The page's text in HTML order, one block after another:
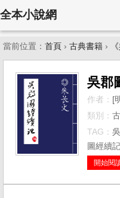
全本小說網
當前位置： 首頁 › 古典書籍 ›
吳郡
作者： [
類別：
TAG：
圖經續記
開始閱